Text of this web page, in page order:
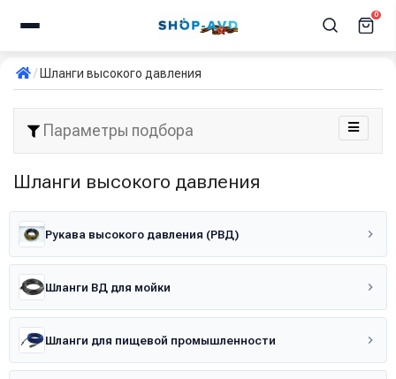
0
Шланги высокого давления
Параметры подбора
Шланги высокого давления
Рукава высокого давления (РВД)
Шланги ВД для мойки
Шланги для пищевой промышленности